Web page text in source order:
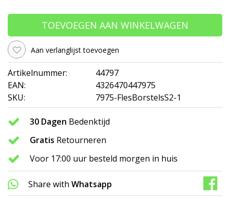
TOEVOEGEN AAN WINKELWAGEN
Aan verlanglijst toevoegen
Artikelnummer:
44797
EAN:
4326470447975
SKU:
7975-FlesBorstelsS2-1
30 Dagen Bedenktijd
Gratis Retourneren
Voor 17:00 uur besteld morgen in huis
Share with Whatsapp